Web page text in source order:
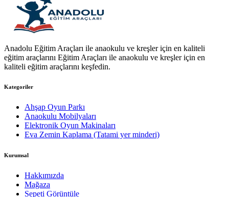
Anadolu Eğitim Araçları ile anaokulu ve kreşler için en kaliteli
eğitim araçlarını Eğitim Araçları ile anaokulu ve kreşler için en
kaliteli eğitim araçlarını keşfedin.
Kategoriler
Ahşap Oyun Parkı
Anaokulu Mobilyaları
Elektronik Oyun Makinaları
Eva Zemin Kaplama (Tatami yer minderi)
Kurumsal
Hakkımızda
Mağaza
Sepeti Görüntüle